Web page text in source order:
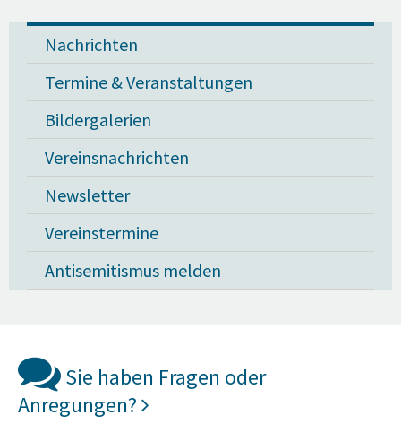
Nachrichten
Termine & Veranstaltungen
Bildergalerien
Vereinsnachrichten
Newsletter
Vereinstermine
Antisemitismus melden
Sie haben Fragen oder
Anregungen?